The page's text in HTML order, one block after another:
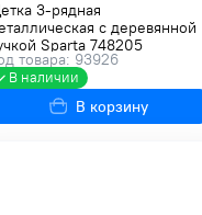
3-рядная
с деревянной
Sparta 748205
товара: 93926
В наличии
В корзину